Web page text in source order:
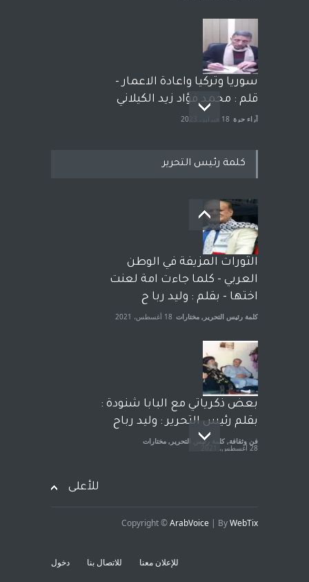
سوريا وتركيا واعادة الاعمار -
قلم : محمد فؤاد زيد الكيلاني
آراء حرة 18 فبراير، 2023
بعد معارك قضائية طاحنة كتب
وترافع فيها بنفسه مرة اخرى..
الشيخ طارق يوسف يقهر
الحكومة الأمريكية ، فأعطوه
الجنسية عن يد وهم صاغرون،
آراء حرة مختارات 7 أبريل، 2023
كلمة رئيس التحرير
الثورات المزيفة في الوطن
العربي - كلما جاءت امة لعنت
اختها - بقلم : وليد ربا ح
كلمة رئيس التحرير , مختارات 18 أغسطس، 2021
بعض ذكرياتي مع البابا شنودة :
بقلم رئيس التحرير : وليد رباح
فن وثقافة, كلمة رئيس التحرير , مختارات
28 أغسطس، 2021
للأعلى
Copyright ©ArabVoice | ByWebTix
للإعلان معنا للاتصال بنا دخول